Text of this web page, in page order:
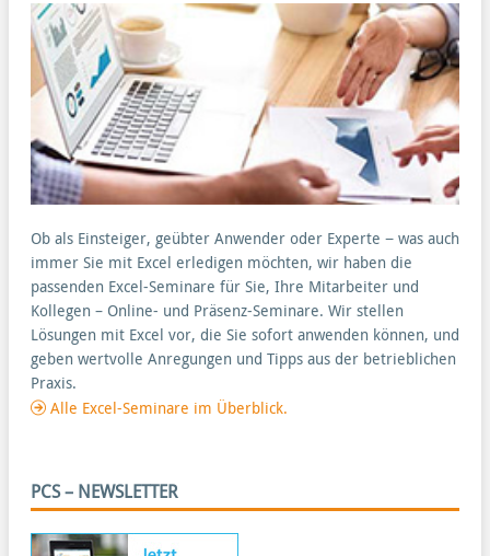
Ob als Einsteiger, geübter Anwender oder Experte − was auch
immer Sie mit Excel erledigen möchten, wir haben die
passenden Excel-Seminare für Sie, Ihre Mitarbeiter und
Kollegen – Online- und Präsenz-Seminare. Wir stellen
Lösungen mit Excel vor, die Sie sofort anwenden können, und
geben wertvolle Anregungen und Tipps aus der betrieblichen
Praxis.
Alle Excel-Seminare im Überblick.
PCS – NEWSLETTER